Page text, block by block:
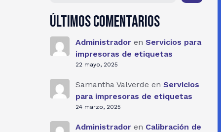
Últimos comentarios
Administrador en Servicios para
impresoras de etiquetas
22 mayo, 2025
Samantha Valverde en Servicios
para impresoras de etiquetas
24 marzo, 2025
Administrador en Calibración de